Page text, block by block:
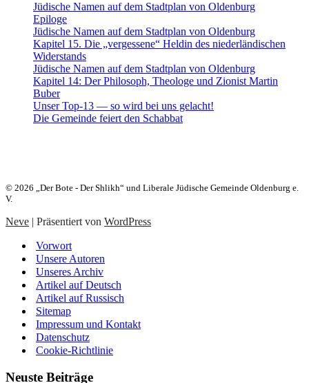
Jüdische Namen auf dem Stadtplan von Oldenburg
Epiloge
Jüdische Namen auf dem Stadtplan von Oldenburg
Kapitel 15. Die „vergessene“ Heldin des niederländischen
Widerstands
Jüdische Namen auf dem Stadtplan von Oldenburg
Kapitel 14: Der Philosoph, Theologe und Zionist Martin
Buber
Unser Top-13 — so wird bei uns gelacht!
Die Gemeinde feiert den Schabbat
© 2026 „Der Bote - Der Shlikh“ und Liberale Jüdische Gemeinde Oldenburg e.
V.
Neve | Präsentiert von WordPress
Vorwort
Unsere Autoren
Unseres Archiv
Artikel auf Deutsch
Artikel auf Russisch
Sitemap
Impressum und Kontakt
Datenschutz
Cookie-Richtlinie
Neuste Beiträge